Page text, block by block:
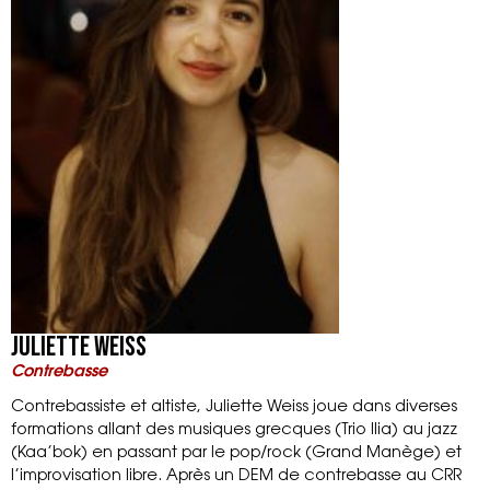
Juliette Weiss
Contrebasse
Contrebassiste et altiste, Juliette Weiss joue dans diverses
formations allant des musiques grecques (Trio Ilia) au jazz
(Kaa’bok) en passant par le pop/rock (Grand Manège) et
l’improvisation libre. Après un DEM de contrebasse au CRR